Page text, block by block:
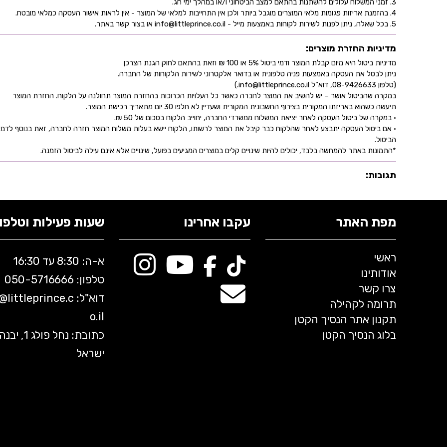
3. זמני המשלוח עלולים להשתנות בהתאם למצב הביטחוני ו/או במהלך ימי חג.
4. בהזמנת אריזות פגומות מלאי המוצרים מוגבל ביותר ולכן אין התחייבות למלאי של המוצר - אין לראות אישור העסקה כמלאי מובטח.
5. בכל שאלה, ניתן לפנות לשירות לקוחות באמצעות מייל - info@littleprince.co.il או בצור קשר באתר.
מדיניות החזרת מוצרים:
מדיניות ביטול היא מיום קבלת המוצר ודמי ביטול 5% או 100 ₪ וזאת בהתאם לחוק הגנת הצרכן
ניתן לבטל את העסקה באמצעות פניה טלפונית או בדואר אלקטרוני לשירות הלקוחות של החברה.
(טלפון 08-9426633, דוא”ל info@littleprince.co.il.)
במקרה שהביטול אושר – יש להשיב את המוצר לחברה כאשר כל העלויות הכרוכות בהחזרת המוצר תחולנה על הלקוח. החזרת המוצר
תיעשה כשהוא באריזתו המקורית בצירוף החשבונית המקורית ושעדיין לא חלפו 30 יום מתאריך רכישת המוצר.
• במקרה של ביטול העסקה לאחר יציאת המשלוח ממשרדי החברה, יחוייב הלקוח בסכום של 50 ₪.
• אם ביטול העסקה יתבצע לאחר שהלקוח כבר קיבל את המוצר לרשותו, הלקוח יישא בעלות משלוח המוצר חזרה לחברה, זאת בנוסף
הביטול.
*התמונות באתר להמחשה בלבד, יכולים להיות שינויים קלים במוצרים המגיעים בפועל, שינויים אלא אינם עילה לביטול הזמנה.
תגובות:
מפת האתר
ראשי
אודותינו
צרו קשר
תרומה לקהילה
תקנון אתר הנסיך הקטן
בלוג הנסיך הקטן
עקבו אחרינו שעות פעילות
א-ה: 8:30 עד 16:30
טלפון: 050-5 716666
דוא"ל: littleprince.c
o.il
כתובת: נחל פולג 1,
ישראל